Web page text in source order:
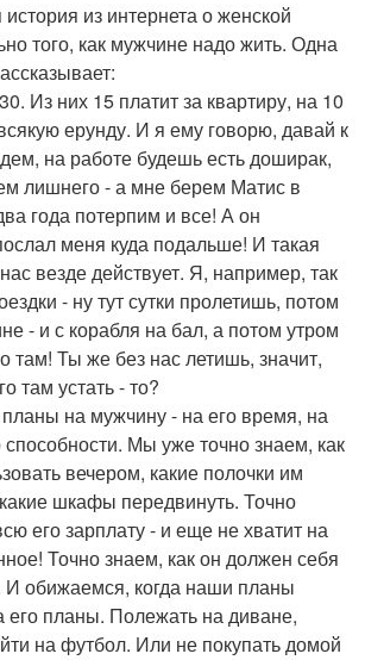
из интернета о женской
того, как мужчине надо жить. Одна
Из них 15 платит за квартиру, на 10
ерунду. И я ему говорю, давай к
на работе будешь есть доширак,
лишнего - а мне берем Матис в
года потерпим и все! А он
меня куда подальше! И такая
везде действует. Я, например, так
- ну тут сутки пролетишь, потом
- и с корабля на бал, а потом утром
там! Ты же без нас летишь, значит,
там устать - то?
планы на мужчину - на его время, на
способности. Мы уже точно знаем, как
вечером, какие полочки им
шкафы передвинуть. Точно
его зарплату - и еще не хватит на
Точно знаем, как он должен себя
И обижаемся, когда наши планы
его планы. Полежать на диване,
на футбол. Или не покупать домой